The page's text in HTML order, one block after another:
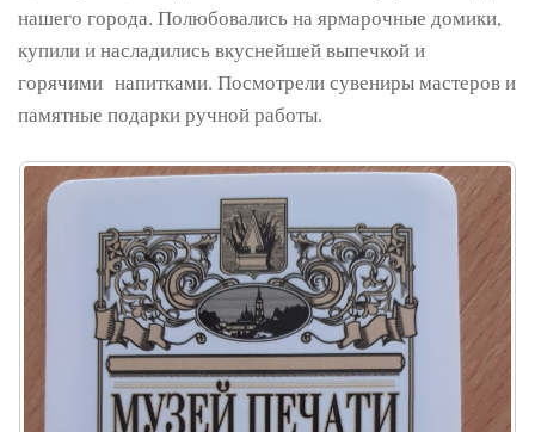
нашего города. Полюбовались на ярмарочные домики,
купили и насладились вкуснейшей выпечкой и
горячими напитками. Посмотрели сувениры мастеров и
памятные подарки ручной работы.